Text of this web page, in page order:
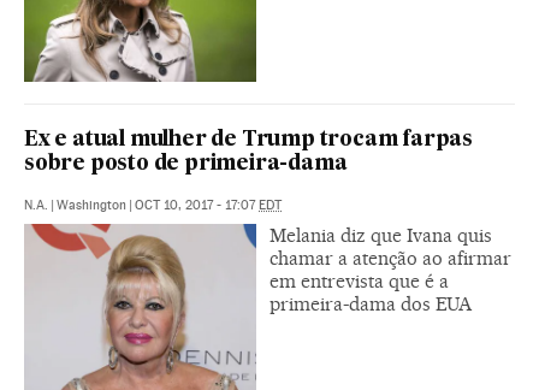
Ex e atual mulher de Trump trocam farpas
sobre posto de primeira-dama
N.A. | Washington | OCT 10, 2017 - 17:07EDT
Melania diz que Ivana quis
chamar a atenção ao afirmar
em entrevista que é a
primeira-dama dos EUA